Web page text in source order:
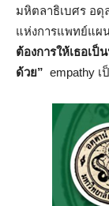
มหิตลาธิเบศร อดุ
แห่งการแพทย์แผ
ต้องการให้เธอเ
ด้วย” empathy